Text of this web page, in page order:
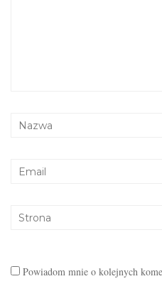
Powiadom mnie o kolejnych